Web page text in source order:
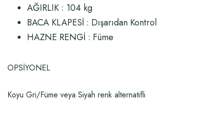
AĞIRLIK : 104 kg
BACA KLAPESİ : Dışarıdan Kontrol
HAZNE RENGİ : Füme
OPSİYONEL
Koyu Gri/Füme veya Siyah renk alternatifli